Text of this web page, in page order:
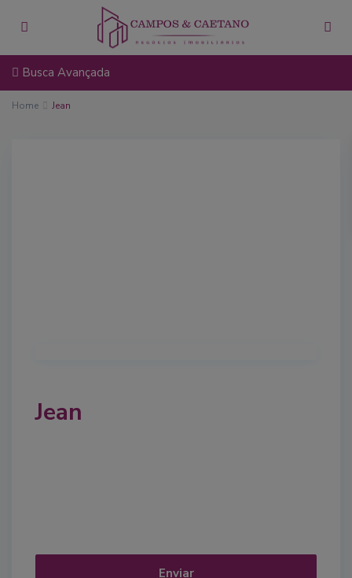
Busca Avançada
Home Jean
Jean
Enviar